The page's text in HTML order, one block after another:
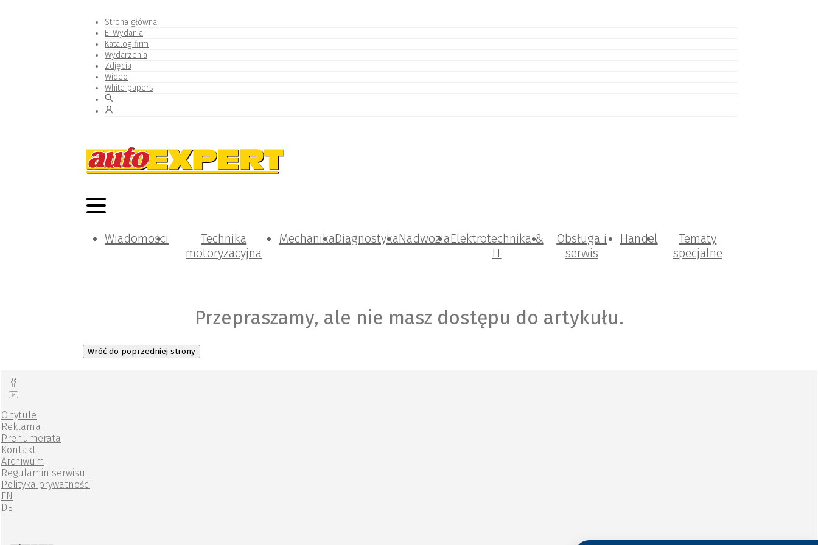
Strona główna
E-Wydania
Katalog firm
Wydarzenia
Zdjęcia
Wideo
White papers
Wiadomości
Technika
motoryzacyjna
MechanikaDiagnostykaNadwoziaElektrotechnika &
IT
Obsługa i
serwis
Handel
Tematy
specjalne
Przepraszamy, ale nie masz dostępu do artykułu.
Wróć do poprzedniej strony
O tytule
Reklama
Prenumerata
Kontakt
Archiwum
Regulamin serwisu
Polityka prywatności
EN
DE